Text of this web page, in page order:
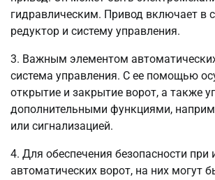
гидравлическим. Привод включает в
редуктор и систему управления.
3. Важным элементом
система управления. С ее помощью
открытие и закрытие ворот, а также
дополнительными функциями,
или сигнализацией.
4. Для обеспечения безопасности при
автоматических ворот, на них могут